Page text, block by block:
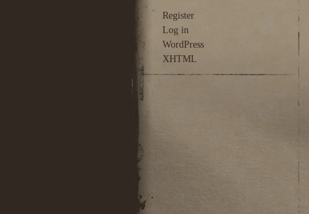
Register
Log in
WordPress
XHTML